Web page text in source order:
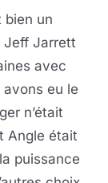
bien un
Jeff Jarrett
avec
eu le
n’était
Angle était
puissance